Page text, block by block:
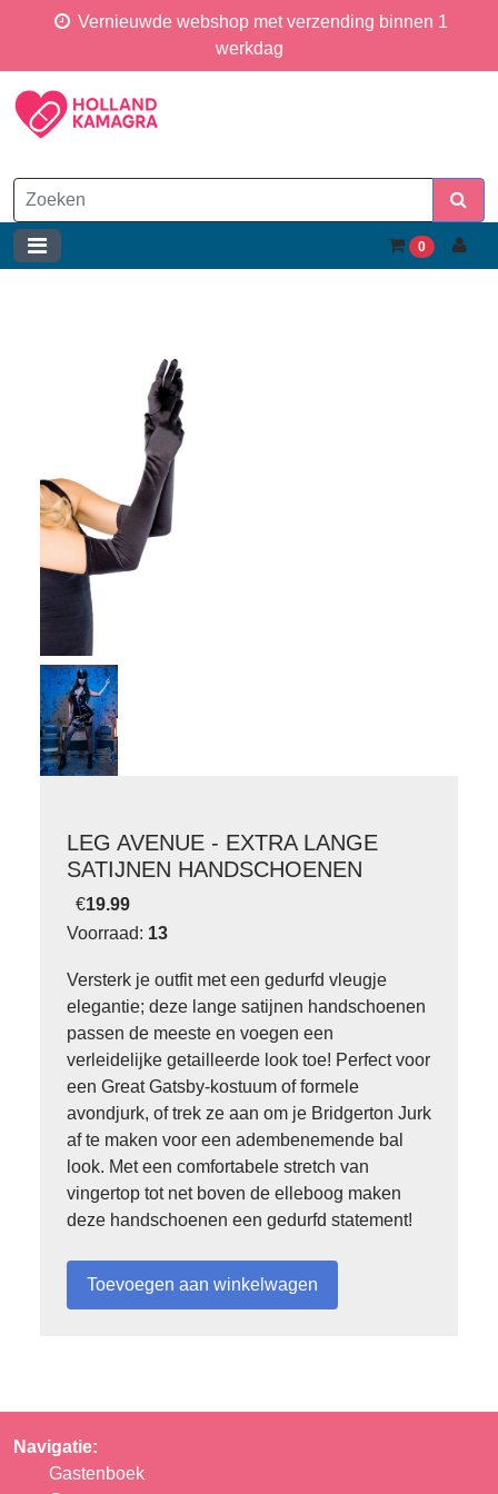
Vernieuwde webshop met verzending binnen 1
werkdag
0
LEG AVENUE - EXTRA LANGE
SATIJNEN HANDSCHOENEN
€19.99
Voorraad: 13
Versterk je outfit met een gedurfd vleugje
elegantie; deze lange satijnen handschoenen
passen de meeste en voegen een
verleidelijke getailleerde look toe! Perfect voor
een Great Gatsby-kostuum of formele
avondjurk, of trek ze aan om je Bridgerton Jurk
af te maken voor een adembenemende bal
look. Met een comfortabele stretch van
vingertop tot net boven de elleboog maken
deze handschoenen een gedurfd statement!
Navigatie:
Gastenboek